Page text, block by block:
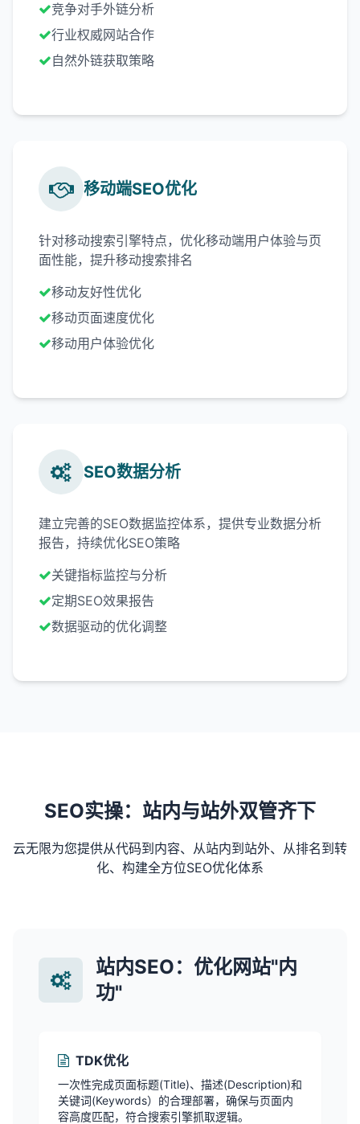
竞争对手外链分析
行业权威网站合作
自然外链获取策略
移动端SEO优化
针对移动搜索引擎特点，优化移动端用户体验与页
面性能，提升移动搜索排名
移动友好性优化
移动页面速度优化
移动用户体验优化
SEO数据分析
建立完善的SEO数据监控体系，提供专业数据分析
报告，持续优化SEO策略
关键指标监控与分析
定期SEO效果报告
数据驱动的优化调整
SEO实操：站内与站外双管齐下
云无限为您提供从代码到内容、从站内到站外、从排名到转
化、构建全方位SEO优化体系
站内SEO：优化网站"内
功"
TDK优化
一次性完成页面标题(Title)、描述(Description)和
关键词(Keywords）的合理部署，确保与页面内
容高度匹配，符合搜索引擎抓取逻辑。